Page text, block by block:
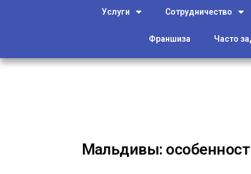
Услуги Сотрудничество
Франшиза Часто
Мальдивы: